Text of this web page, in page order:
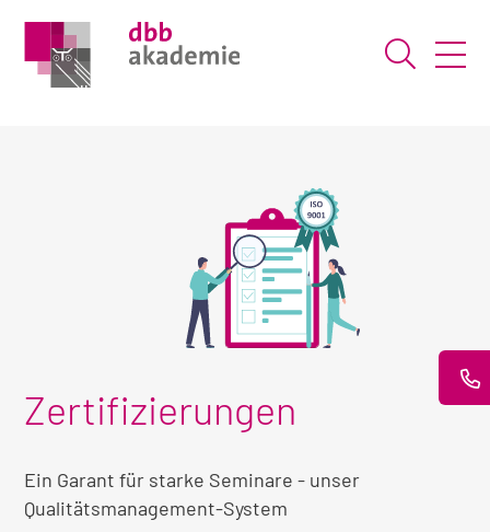
Suche
Zertifizierungen
Ein Garant für starke Seminare - unser
Qualitätsmanagement-System